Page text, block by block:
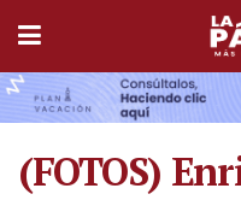
(FOTOS)